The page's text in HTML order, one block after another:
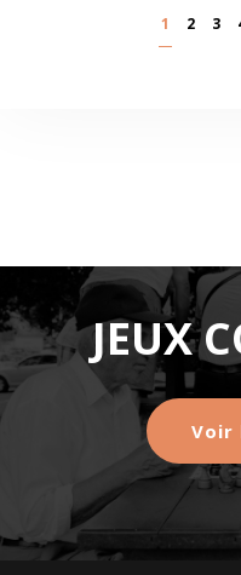
1 2 3
JEUX
Voir